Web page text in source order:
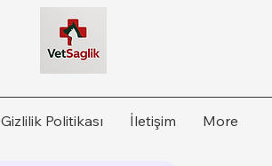
Gizlilik Politikası İletişim More